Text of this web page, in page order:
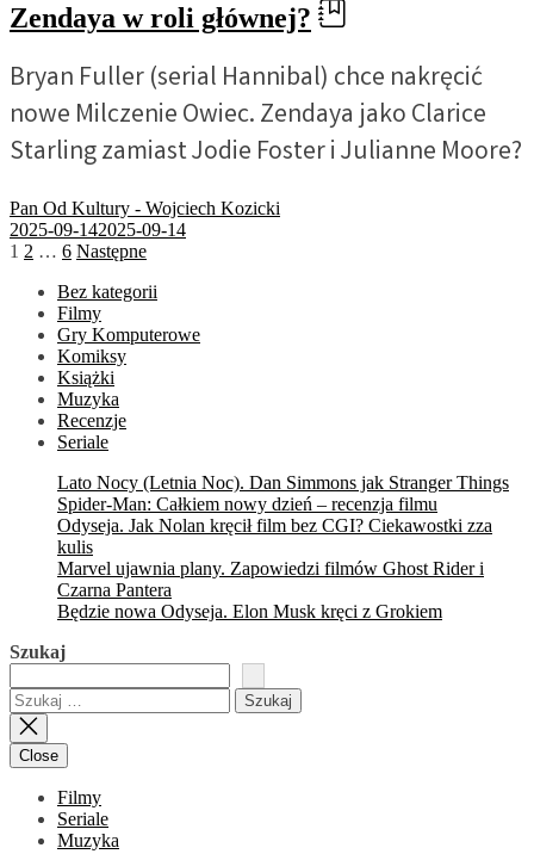
Zendaya w roli głównej?
Bryan Fuller (serial Hannibal) chce nakręcić
nowe Milczenie Owiec. Zendaya jako Clarice
Starling zamiast Jodie Foster i Julianne Moore?
Pan Od Kultury - Wojciech Kozicki
2025-09-142025-09-14
Stronicowanie
wpisów
1 2 … 6 Następne
Bez kategorii
Filmy
Gry Komputerowe
Komiksy
Książki
Muzyka
Recenzje
Seriale
Lato Nocy (Letnia Noc). Dan Simmons jak Stranger Things
Spider-Man: Całkiem nowy dzień – recenzja filmu
Odyseja. Jak Nolan kręcił film bez CGI? Ciekawostki zza
kulis
Marvel ujawnia plany. Zapowiedzi filmów Ghost Rider i
Czarna Pantera
Będzie nowa Odyseja. Elon Musk kręci z Grokiem
Szukaj
Szukaj:
Close
Filmy
Seriale
Muzyka